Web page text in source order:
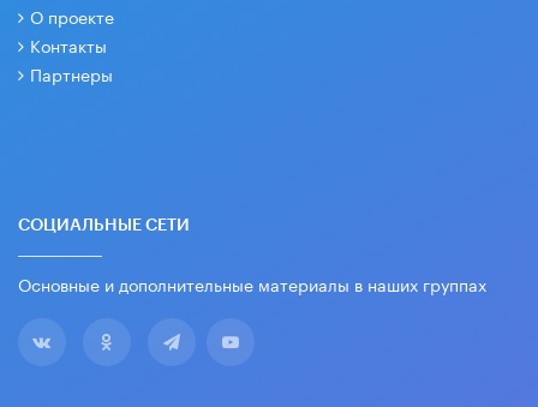
О проекте
Контакты
Партнеры
СОЦИАЛЬНЫЕ СЕТИ
Основные и дополнительные материалы в наших группах